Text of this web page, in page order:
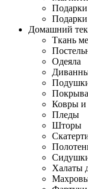
Подарки
Подарки
Домашний
Ткань
Одеяла
Ковры и
Пледы
Шторы
Халаты